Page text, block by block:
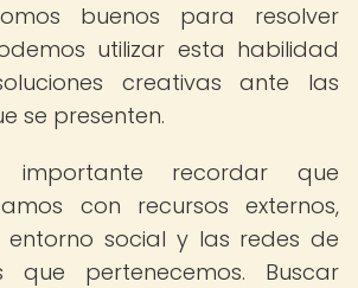
buenos para resolver
utilizar esta habilidad
creativas ante las
se presenten.
importante recordar que
con recursos externos,
entorno social y las redes de
pertenecemos. Buscar